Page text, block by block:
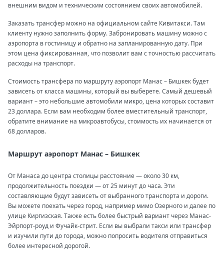
внешним видом и техническим состоянием своих автомобилей.
Заказать трансфер можно на официальном сайте Кивитакси. Там
клиенту нужно заполнить форму. Забронировать машину можно с
аэропорта в гостиницу и обратно на запланированную дату. При
этом цена фиксированная, что позволит вам с точностью рассчитать
расходы на транспорт.
Стоимость трансфера по маршруту аэропорт Манас – Бишкек будет
зависеть от класса машины, который вы выберете. Самый дешевый
вариант – это небольшие автомобили микро, цена которых составит
23 доллара. Если вам необходим более вместительный транспорт,
обратите внимание на микроавтобусы, стоимость их начинается от
68 долларов.
Маршрут аэропорт Манас – Бишкек
От Манаса до центра столицы расстояние — около 30 км,
продолжительность поездки — от 25 минут до часа. Эти
составляющие будут зависеть от выбранного транспорта и дороги.
Вы можете поехать через город, например мимо Озерного и далее по
улице Киргизская. Также есть более быстрый вариант через Манас-
Эйрпорт-роуд и Фучайк-стрит. Если вы выбрали такси или трансфер
и изучили пути до города, можно попросить водителя отправиться
более интересной дорогой.